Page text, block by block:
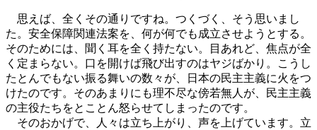
思えば、全くその通りですね。つくづく、そう思いまし
た。安全保障関連法案を、何が何でも成立させようとする。
そのためには、聞く耳を全く持たない。目あれど、焦点が全
く定まらない。口を開けば飛び出すのはヤジばかり。こうし
たとんでもない振る舞いの数々が、日本の民主主義に火をつ
けたのです。そのあまりにも理不尽な傍若無人が、民主主義
の主役たちをとことん怒らせてしまったのです。
そのおかげで、人々は立ち上がり、声を上げています。立